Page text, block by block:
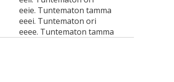
eeie. Tuntematon tamma
eeei. Tuntematon ori
eeee. Tuntematon tamma